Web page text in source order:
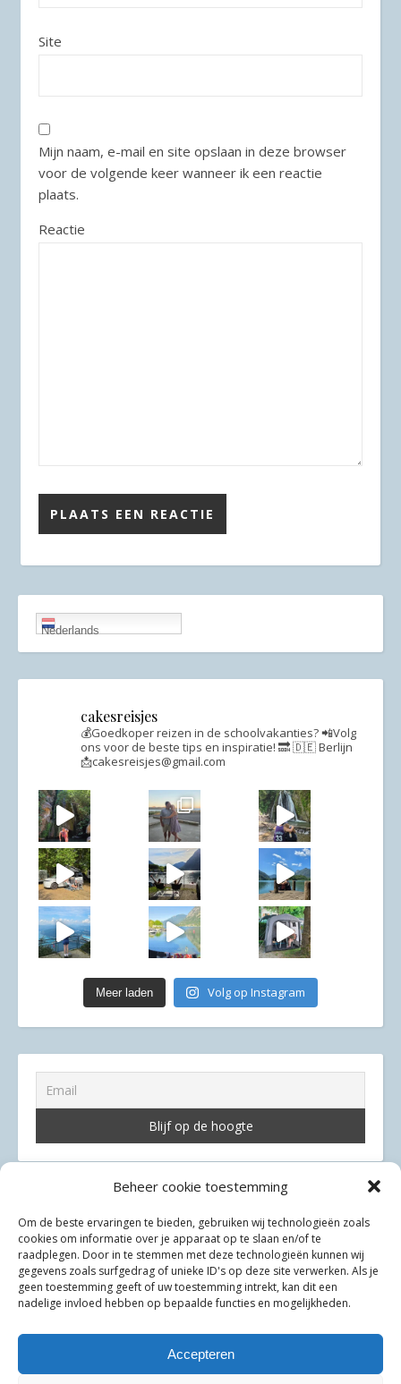
Beheer cookie toestemming
Om de beste ervaringen te bieden, gebruiken wij technologieën zoals
cookies om informatie over je apparaat op te slaan en/of te
raadplegen. Door in te stemmen met deze technologieën kunnen wij
gegevens zoals surfgedrag of unieke ID's op deze site verwerken. Als je
geen toestemming geeft of uw toestemming intrekt, kan dit een
nadelige invloed hebben op bepaalde functies en mogelijkheden.
Accepteren
Site
Mijn naam, e-mail en site opslaan in deze browser
voor de volgende keer wanneer ik een reactie
plaats.
Reactie
Nederlands
cakesreisjes
💰Goedkoper reizen in de schoolvakanties?📲Volg
ons voor de beste tips en inspiratie! 🔜 🇩🇪 Berlijn
📩cakesreisjes@gmail.com
Meer laden Volg op Instagram
Privacyverklaring
Cookiebeleid (EU)